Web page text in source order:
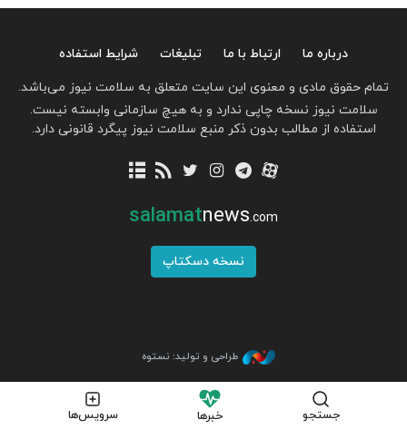
جستجو خبرها سرویس‌ها
درباره ما ارتباط با ما تبلیغات
شرایط استفاده
تمام حقوق مادی و معنوی این سایت متعلق به سلامت نیوز می‌باشد.
سلامت نیوز نسخه چاپی ندارد و به هیچ سازمانی وابسته نیست.
استفاده از مطالب بدون ذکر منبع سلامت نیوز پیگرد قانونی دارد.
salamatnews.com
نسخه دسکتاپ
طراحی و تولید: نستوه